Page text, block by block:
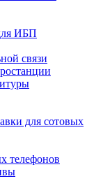
ИБП
связи
для сотовых
телефонов